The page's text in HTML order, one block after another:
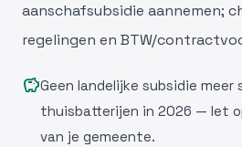
aanschafsubsidie aannemen;
regelingen en BTW/
savingsGeen landelijke subsidie meer
thuisbatterijen in 2026 — let
van je gemeente.